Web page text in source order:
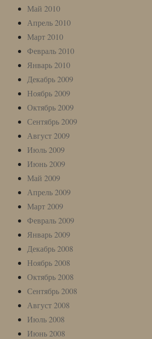
Май 2010
Апрель 2010
Март 2010
Февраль 2010
Январь 2010
Декабрь 2009
Ноябрь 2009
Октябрь 2009
Сентябрь 2009
Август 2009
Июль 2009
Июнь 2009
Май 2009
Апрель 2009
Март 2009
Февраль 2009
Январь 2009
Декабрь 2008
Ноябрь 2008
Октябрь 2008
Сентябрь 2008
Август 2008
Июль 2008
Июнь 2008